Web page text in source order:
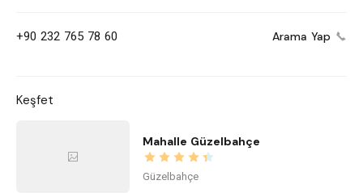
+90 232 765 78 60 Arama Yap
Keşfet
Mahalle Güzelbahçe
Güzelbahçe